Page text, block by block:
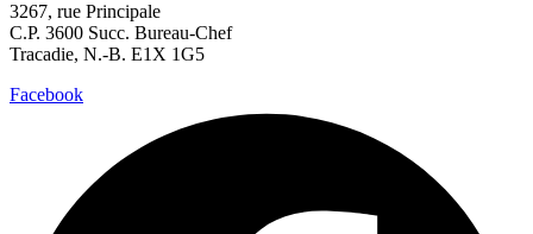
3267, rue Principale
C.P. 3600 Succ. Bureau-Chef
Tracadie, N.-B. E1X 1G5
Facebook